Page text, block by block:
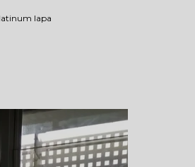
lapa